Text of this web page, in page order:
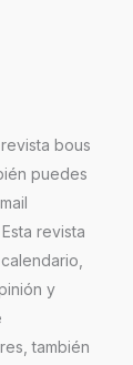
bous
puedes
revista
y
también